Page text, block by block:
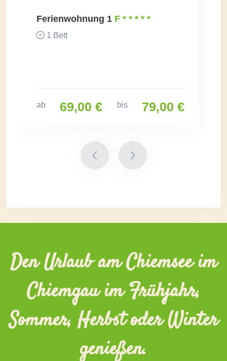
Ferienwohnung 1 F * * * * *
1 Bett
ab 69,00 € bis 79,00 €
Den Urlaub am Chiemsee im
Chiemgau im Frühjahr,
Sommer, Herbst oder Winter
genießen.